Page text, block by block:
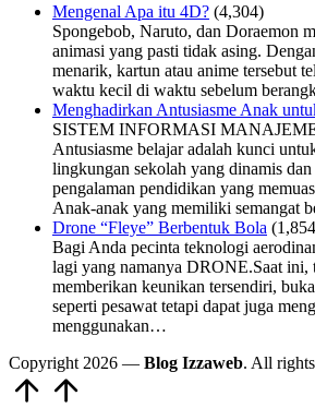
Mengenal Apa itu 4D? (4,304)
Spongebob, Naruto, dan Doraemon
animasi yang pasti tidak asing.
menarik, kartun atau anime tersebut
waktu kecil di waktu sebelum
Menghadirkan Antusiasme Anak
SISTEM INFORMASI
Antusiasme belajar adalah kunci
lingkungan sekolah yang dinamis
pengalaman pendidikan yang
Anak-anak yang memiliki semangat
Drone “Fleye” Berbentuk Bola
Bagi Anda pecinta teknologi
lagi yang namanya DRONE.Saat ini,
memberikan keunikan tersendiri,
seperti pesawat tetapi dapat juga
menggunakan…
Copyright 2026 — Blog Izzaweb. All